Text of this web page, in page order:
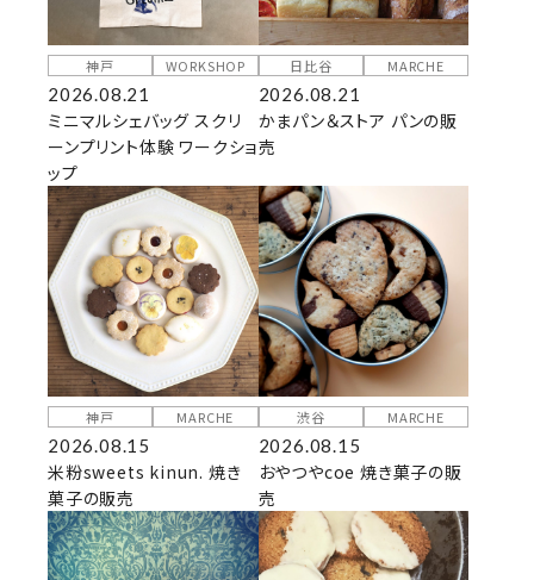
神戸 WORKSHOP
2026.08.21
ミニマルシェバッグ スクリ
ーンプリント体験 ワークショ
ップ
日比谷 MARCHE
2026.08.21
かまパン＆ストア パンの販
売
神戸 MARCHE
2026.08.15
米粉sweets kinun. 焼き
菓子の販売
渋谷 MARCHE
2026.08.15
おやつやcoe 焼き菓子の販
売